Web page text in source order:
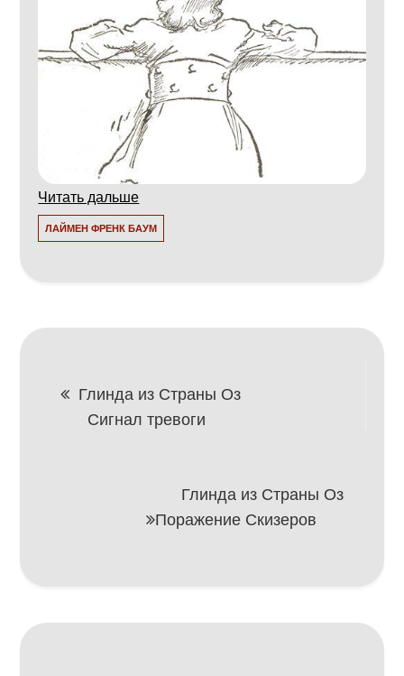
Читать дальше
ЛАЙМЕН ФРЕНК БАУМ
Навигация
Глинда из Страны Оз
Сигнал тревоги
Глинда из Страны Оз
Поражение Скизеров